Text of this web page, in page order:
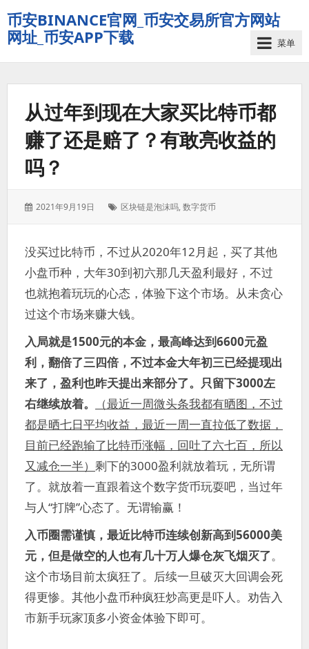
币安BINANCE官网_币安交易所官方网站
网址_币安APP下载
菜单
从过年到现在大家买比特币都
赚了还是赔了？有敢亮收益的
吗？
发
2021年9月19日
标
区块链是泡沫吗,数字货币
没买过比特币，不过从2020年12月起，买了其他
小盘币种，大年30到初六那几天盈利最好，不过
也就抱着玩玩的心态，体验下这个市场。从未贪心
过这个市场来赚大钱。
入局就是1500元的本金，最高峰达到6600元盈
利，翻倍了三四倍，不过本金大年初三已经提现出
来了，盈利也昨天提出来部分了。只留下3000左
右继续放着。
（最近一周微头条我都有晒图，不过
都是晒七日平均收益，最近一周一直拉低了数据，
目前已经跑输了比特币涨幅，回吐了六七百，所以
又减仓一半） 剩下的3000盈利就放着玩，无所谓
了。就放着一直跟着这个数字货币玩耍吧，当过年
与人“打牌”心态了。无谓输赢！
入币圈需谨慎，最近比特币连续创新高到56000美
元，但是做空的人也有几十万人爆仓灰飞烟灭了。
这个市场目前太疯狂了。后续一旦破灭大回调会死
得更惨。其他小盘币种疯狂炒高更是吓人。劝告入
市新手玩家顶多小资金体验下即可。